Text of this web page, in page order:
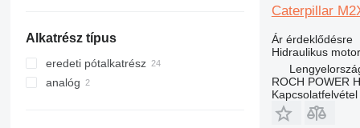
talajgyalu
tömörítő gépek
kerekes rakodók
lánctalpas minirakodók
lánctalpas rakodók
egyéb építőipari gép
csuklós dömperek
Alkatrész típus
eredeti pótalkatrész
analóg
Caterpillar
Ár érdeklődésre
Hidraulikus motor
ROCH POWER